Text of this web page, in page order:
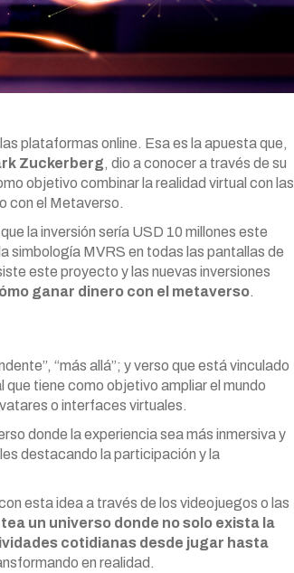
plataformas online. Esa es la apuesta que,
Zuckerberg, dio a conocer a través de su
objetivo combinar la realidad virtual con las
con el Metaverso.
la inversión sería USD 10 millones este
simbología MVRS en todas las pantallas de
este proyecto y las nuevas inversiones
ganar dinero con el metaverso.
“más allá”; y verso que está vinculado
tiene como objetivo ampliar el mundo
o interfaces virtuales.
donde la experiencia sea más inmersiva y
destacando la participación y la
esta idea a través de los videojuegos o las
un universo donde no solo exista la
cotidianas desde jugar hasta
en realidad.